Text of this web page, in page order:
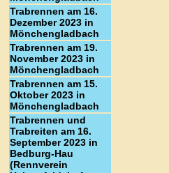
Trabrennen am 16.
Dezember 2023 in
Mönchengladbach
Trabrennen am 19.
November 2023 in
Mönchengladbach
Trabrennen am 15.
Oktober 2023 in
Mönchengladbach
Trabrennen und
Trabreiten am 16.
September 2023 in
Bedburg-Hau
(Rennverein